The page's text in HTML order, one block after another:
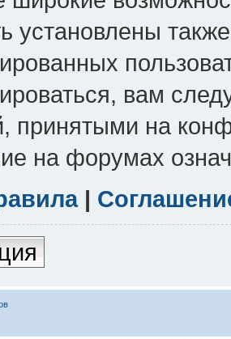
установлены
вам
принятыми на
на форумах
|